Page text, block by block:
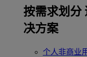
按需求划分
决方案
个人非商业